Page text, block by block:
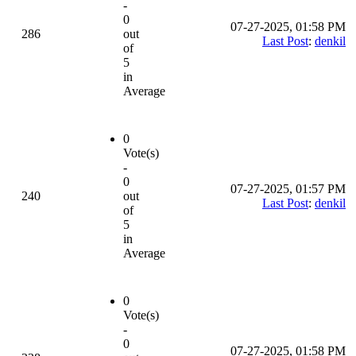
286
-
0
out
of
5
in
Average
07-27-2025, 01:58 PM
Last Post: denkil
240
0
Vote(s)
-
0
out
of
5
in
Average
07-27-2025, 01:57 PM
Last Post: denkil
0
Vote(s)
-
0
07-27-2025, 01:58 PM